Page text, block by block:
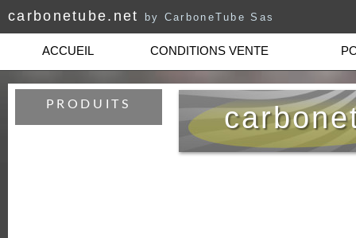
carbonetube.net by CarboneTube Sas
ACCUEIL CONDITIONS VENTE
PRODUITS